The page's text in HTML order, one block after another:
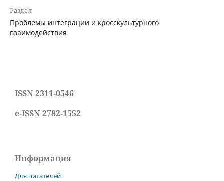
Раздел
Проблемы интеграции и кросскультурного
взаимодействия
ISSN 2311-0546
e-ISSN 2782-1552
Информация
Для читателей